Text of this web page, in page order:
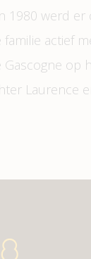
1980 werd er
familie actief
Gascogne op
Laurence